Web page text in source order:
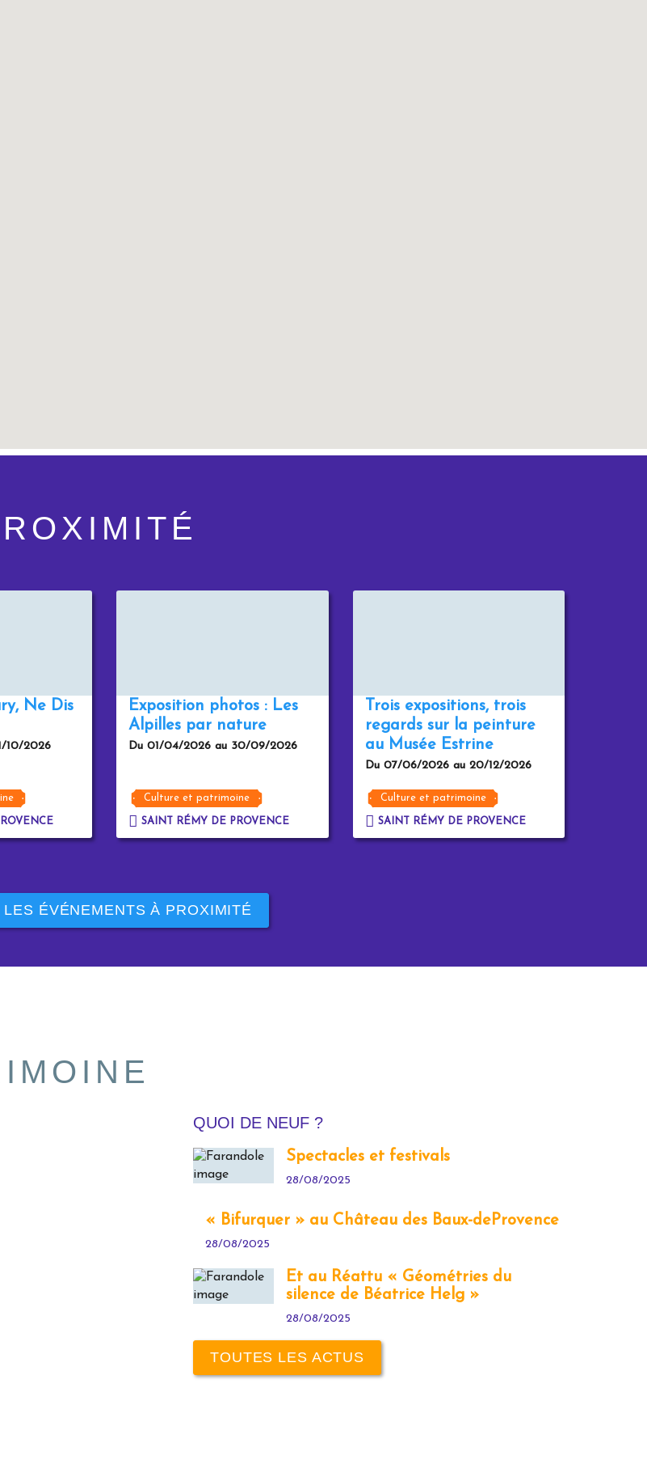
Ne Dis
10/2026
Exposition photos : Les
Alpilles par nature
Du 01/04/2026 au 30/09/2026
Culture et patrimoine
SAINT RÉMY DE PROVENCE
Trois expositions, trois
regards sur la peinture
au Musée Estrine
Du 07/06/2026 au 20/12/2026
Culture et patrimoine
SAINT RÉMY DE PROVENCE
LES ÉVÉNEMENTS À PROXIMITÉ
QUOI DE NEUF ?
Spectacles et festivals
28/08/2025
« Bifurquer » au Château des Baux-deProvence
28/08/2025
Et au Réattu « Géométries du
silence de Béatrice Helg »
28/08/2025
TOUTES LES ACTUS